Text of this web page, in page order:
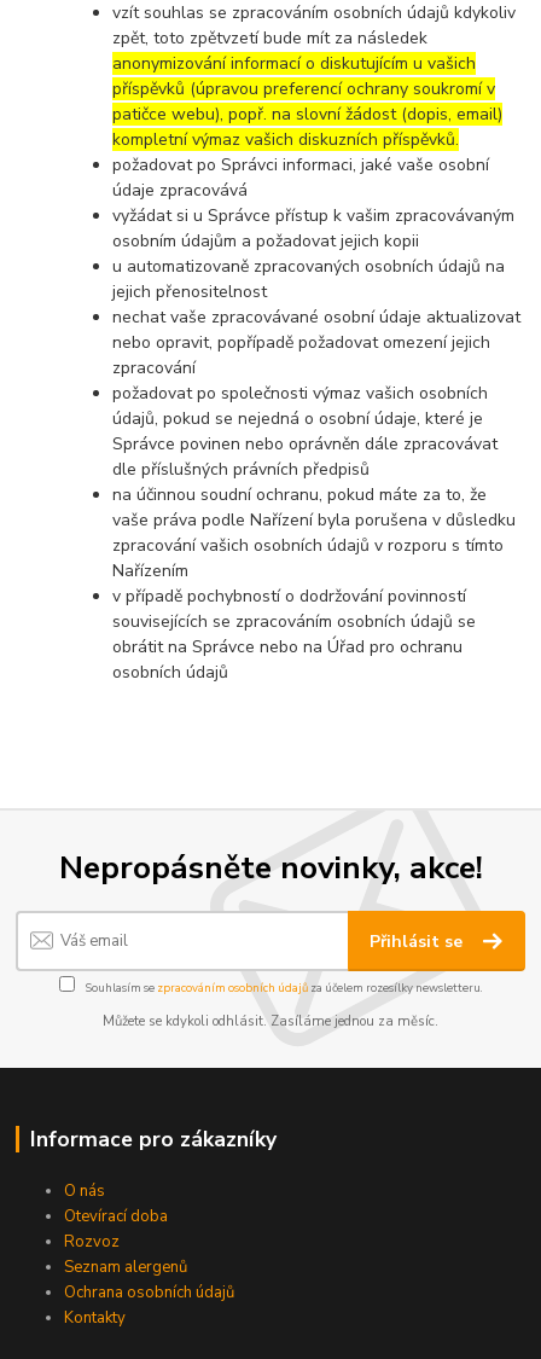
vzít souhlas se zpracováním osobních údajů kdykoliv
zpět, toto zpětvzetí bude mít za následek
anonymizování informací o diskutujícím u vašich
příspěvků (úpravou preferencí ochrany soukromí v
patičce webu), popř. na slovní žádost (dopis, email)
kompletní výmaz vašich diskuzních příspěvků.
požadovat po Správci informaci, jaké vaše osobní
údaje zpracovává
vyžádat si u Správce přístup k vašim zpracovávaným
osobním údajům a požadovat jejich kopii
u automatizovaně zpracovaných osobních údajů na
jejich přenositelnost
nechat vaše zpracovávané osobní údaje aktualizovat
nebo opravit, popřípadě požadovat omezení jejich
zpracování
požadovat po společnosti výmaz vašich osobních
údajů, pokud se nejedná o osobní údaje, které je
Správce povinen nebo oprávněn dále zpracovávat
dle příslušných právních předpisů
na účinnou soudní ochranu, pokud máte za to, že
vaše práva podle Nařízení byla porušena v důsledku
zpracování vašich osobních údajů v rozporu s tímto
Nařízením
v případě pochybností o dodržování povinností
souvisejících se zpracováním osobních údajů se
obrátit na Správce nebo na Úřad pro ochranu
osobních údajů
Nepropásněte novinky, akce!
Přihlásit se
Souhlasím se zpracováním osobních údajůza účelem rozesílky newsletteru.
Můžete se kdykoli odhlásit. Zasíláme jednou za měsíc.
Informace pro zákazníky
O nás
Otevírací doba
Rozvoz
Seznam alergenů
Ochrana osobních údajů
Kontakty